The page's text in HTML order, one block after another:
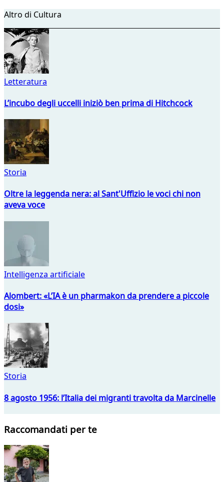
Altro di Cultura
Letteratura
L’incubo degli uccelli iniziò ben prima di Hitchcock
Storia
Oltre la leggenda nera: al Sant'Uffizio le voci chi non
aveva voce
Intelligenza artificiale
Alombert: «L’IA è un pharmakon da prendere a piccole
dosi»
Storia
8 agosto 1956: l’Italia dei migranti travolta da Marcinelle
Raccomandati per te